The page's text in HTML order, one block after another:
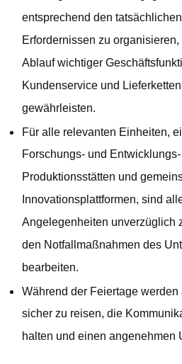
entsprechend den
Erfordernissen zu
Ablauf wichtiger
Kundenservice und
gewährleisten.
Für alle relevanten Einheiten,
Forschungs- und
Produktionsstätten und
Innovationsplattformen, sind
Angelegenheiten unverzüglich
den Notfallmaßnahmen des
bearbeiten.
Während der Feiertage
sicher zu reisen, die
halten und einen angenehmen